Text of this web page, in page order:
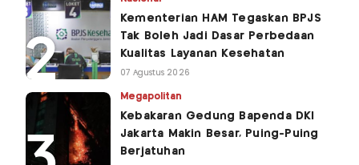
Kementerian HAM Tegaskan BPJS
Tak Boleh Jadi Dasar Perbedaan
Kualitas Layanan Kesehatan
07 Agustus 2026
Megapolitan
Kebakaran Gedung Bapenda DKI
Jakarta Makin Besar, Puing-Puing
Berjatuhan